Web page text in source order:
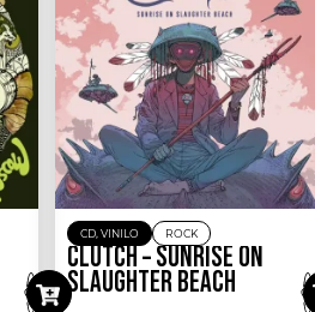
CD, VINILO ROCK
CLUTCH – SUNRISE ON
SLAUGHTER BEACH